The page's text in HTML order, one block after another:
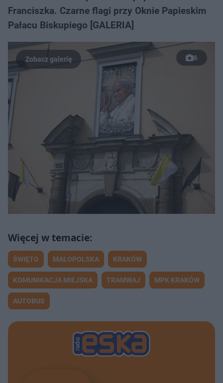
Franciszka. Czarne flagi przy Oknie Papieskim
Pałacu Biskupiego [GALERIA]
6
ŚWIĘTO MAŁOPOLSKA KRAKÓW
KOMUNIKACJA MIEJSKA TRAMWAJ MPK KRAKÓW
AUTOBUS